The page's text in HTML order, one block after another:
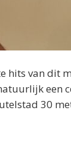
hits van dit
een
30